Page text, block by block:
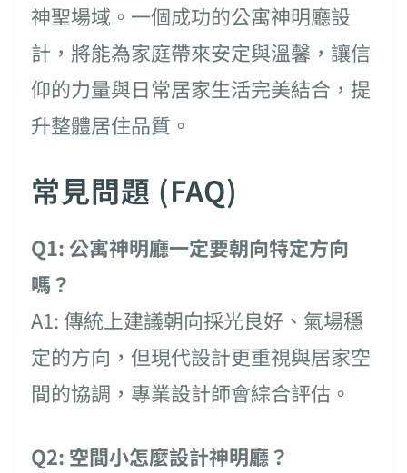
神聖場域。一個成功的公寓神明廳設
計，將能為家庭帶來安定與溫馨，讓信
仰的力量與日常居家生活完美結合，提
升整體居住品質。
常見問題 (FAQ)
Q1: 公寓神明廳一定要朝向特定方向
嗎？
A1: 傳統上建議朝向採光良好、氣場穩
定的方向，但現代設計更重視與居家空
間的協調，專業設計師會綜合評估。
Q2: 空間小怎麼設計神明廳？